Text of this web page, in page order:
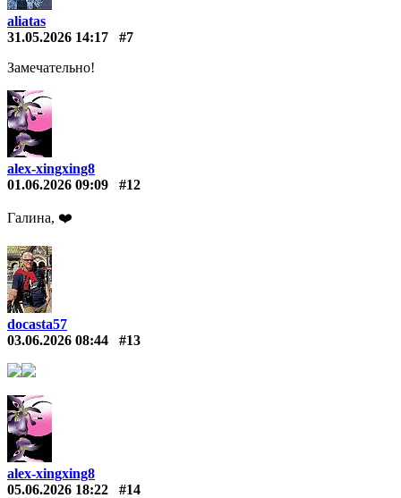
aliatas
31.05.2026 14:17
#7
Замечательно!
alex-xingxing8
01.06.2026 09:09
#12
Галина, ❤️️
docasta57
03.06.2026 08:44
#13
alex-xingxing8
05.06.2026 18:22
#14